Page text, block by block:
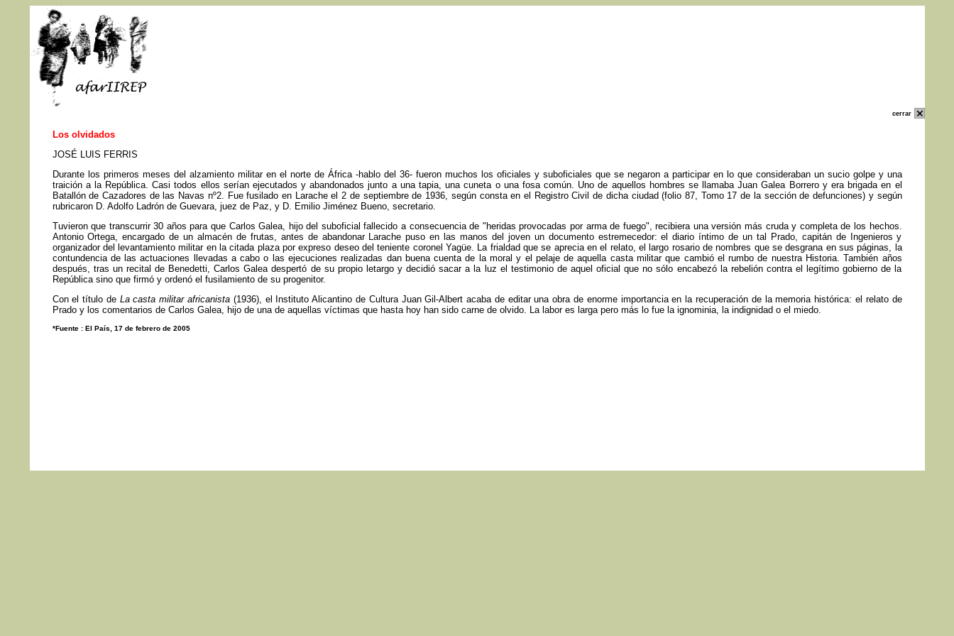
cerrar
Los olvidados
JOSÉ LUIS FERRIS
Durante los primeros meses del alzamiento militar en el norte de África -hablo del 36- fueron muchos los oficiales y suboficiales que se negaron a participar en lo que consideraban un sucio golpe y una
traición a la República. Casi todos ellos serían ejecutados y abandonados junto a una tapia, una cuneta o una fosa común. Uno de aquellos hombres se llamaba Juan Galea Borrero y era brigada en el
Batallón de Cazadores de las Navas nº2. Fue fusilado en Larache el 2 de septiembre de 1936, según consta en el Registro Civil de dicha ciudad (folio 87, Tomo 17 de la sección de defunciones) y según
rubricaron D. Adolfo Ladrón de Guevara, juez de Paz, y D. Emilio Jiménez Bueno, secretario.
Tuvieron que transcurrir 30 años para que Carlos Galea, hijo del suboficial fallecido a consecuencia de "heridas provocadas por arma de fuego", recibiera una versión más cruda y completa de los hechos.
Antonio Ortega, encargado de un almacén de frutas, antes de abandonar Larache puso en las manos del joven un documento estremecedor: el diario íntimo de un tal Prado, capitán de Ingenieros y
organizador del levantamiento militar en la citada plaza por expreso deseo del teniente coronel Yagüe. La frialdad que se aprecia en el relato, el largo rosario de nombres que se desgrana en sus páginas, la
contundencia de las actuaciones llevadas a cabo o las ejecuciones realizadas dan buena cuenta de la moral y el pelaje de aquella casta militar que cambió el rumbo de nuestra Historia. También años
después, tras un recital de Benedetti, Carlos Galea despertó de su propio letargo y decidió sacar a la luz el testimonio de aquel oficial que no sólo encabezó la rebelión contra el legítimo gobierno de la
República sino que firmó y ordenó el fusilamiento de su progenitor.
Con el título de La casta militar africanista (1936), el Instituto Alicantino de Cultura Juan Gil-Albert acaba de editar una obra de enorme importancia en la recuperación de la memoria histórica: el relato de
Prado y los comentarios de Carlos Galea, hijo de una de aquellas víctimas que hasta hoy han sido carne de olvido. La labor es larga pero más lo fue la ignominia, la indignidad o el miedo.
*Fuente : El País, 17 de febrero de 2005